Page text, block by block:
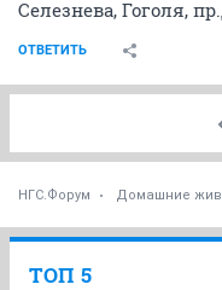
Селезнева, Гоголя,
ОТВЕТИТЬ
НГС.Форум Домашние
ТОП 5